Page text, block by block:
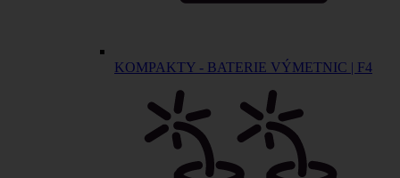
KOMPAKTY - BATERIE VÝMETNIC | F4